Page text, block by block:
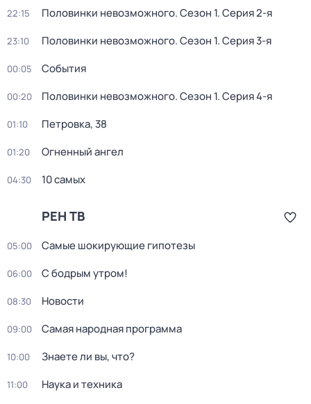
22:15 Половинки невозможного. Сезон 1. Серия 2-я
23:10 Половинки невозможного. Сезон 1. Серия 3-я
00:05 События
00:20 Половинки невозможного. Сезон 1. Серия 4-я
01:10 Петровка, 38
01:20 Огненный ангел
04:30 10 самых
РЕН ТВ
05:00 Самые шoкиpующие гипотезы
06:00 С бодрым утром!
08:30 Новости
09:00 Самая народная программа
10:00 Знаете ли вы, что?
11:00 Наука и техника